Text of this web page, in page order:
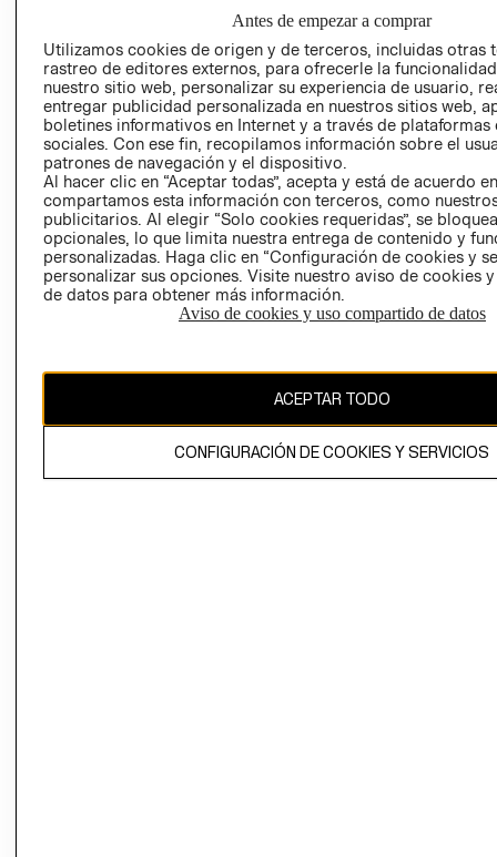
POLÍTICA
EMPRESARIAL
CONDICIONES
AVISO DE
PRIVACIDAD
GIFT CARD
AVISO DE
El contenido de esta página web está protegido por copyright y es
propiedad de H&M Hennes & Mauritz AB.
Antes de empezar a comprar
Utilizamos cookies de origen y de terceros, incluidas otras
rastreo de editores externos, para ofrecerle la
nuestro sitio web, personalizar su experiencia de usuario,
entregar publicidad personalizada en nuestros sitios web,
boletines informativos en Internet y a través de plataformas
sociales. Con ese fin, recopilamos información sobre el
patrones de navegación y el dispositivo.
Al hacer clic en “Aceptar todas”, acepta y está de acuerdo
compartamos esta información con terceros, como
publicitarios. Al elegir “Solo cookies requeridas”, se
opcionales, lo que limita nuestra entrega de contenido y
personalizadas. Haga clic en “Configuración de cookies y
personalizar sus opciones. Visite nuestro aviso de cookies
de datos para obtener más información.
Aviso de cookies y uso compartido de datos
ACEPTAR TODO
CONFIGURACIÓN DE COOKIES Y SERVICIOS